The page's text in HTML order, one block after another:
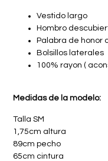
Vestido largo
Hombro
Palabra de honor
Bolsillos laterales
100% rayon (
Medidas de la modelo:
Talla SM
1,75cm altura
89cm pecho
65cm cintura